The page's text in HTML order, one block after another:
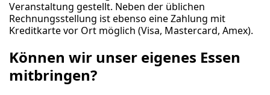
Veranstaltung gestellt. Neben der üblichen
Rechnungsstellung ist ebenso eine Zahlung mit
Kreditkarte vor Ort möglich (Visa, Mastercard, Amex).
Können wir unser eigenes Essen
mitbringen?